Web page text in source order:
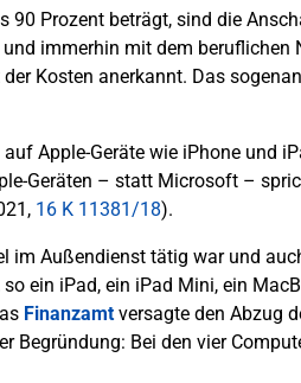
90 Prozent beträgt, sind die
immerhin mit dem beruflichen
Kosten anerkannt. Das
Apple-Geräte wie iPhone und
Geräten – statt Microsoft –
16 K 11381/18).
im Außendienst tätig war und
ein iPad, ein iPad Mini, ein
Finanzamtversagte den Abzug
Begründung: Bei den vier